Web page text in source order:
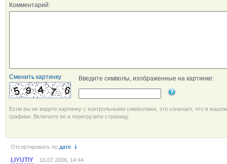
Комментарий:
Сменить картинку Введите символы, изображенные на картинке:
Если вы не видите картинку с контрольными символами, это означает, что в
графики. Включите ее и перегрузите страницу.
Отсортировать по дате
LIYUTIY 16.07.2006, 14:44